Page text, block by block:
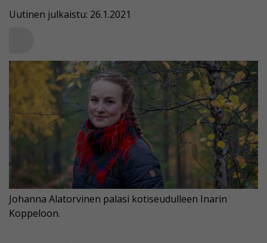
Uutinen julkaistu: 26.1.2021
Johanna Alatorvinen palasi kotiseudulleen Inarin
Koppeloon.